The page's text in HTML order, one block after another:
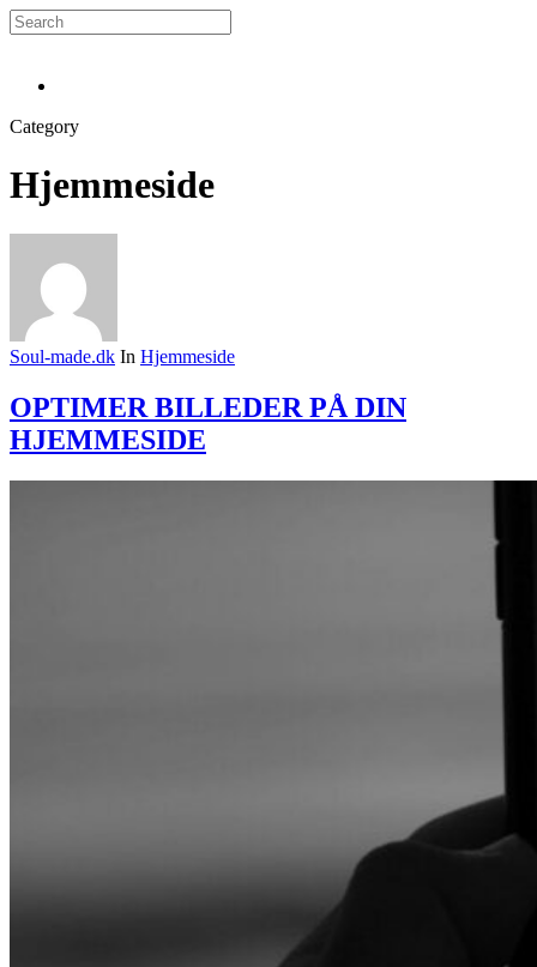
Skip
to
content
Category
Hjemmeside
Soul-made.dk In Hjemmeside
OPTIMER BILLEDER PÅ DIN
HJEMMESIDE